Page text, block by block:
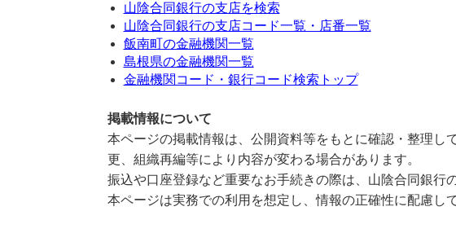
山陰合同銀行の支店を検索
山陰合同銀行の支店コード一覧・店番一覧
飯南町の金融機関一覧
島根県の金融機関一覧
金融機関コード・銀行コード検索トップ
掲載情報について
本ページの掲載情報は、公開資料等をもとに確認・整理し
更、組織再編等により内容が変わる場合があります。
振込や口座登録など重要なお手続きの際は、山陰合同銀行
本ページは実務での利用を想定し、情報の正確性に配慮し